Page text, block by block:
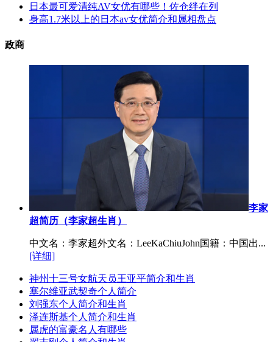
日本最可爱清纯AV女优有哪些！佐仓绊在列
身高1.7米以上的日本av女优简介和属相盘点
政商
李家
超简历（李家超生肖）
中文名：李家超外文名：LeeKaChiuJohn国籍：中国出...
[详细]
神州十三号女航天员王亚平简介和生肖
塞尔维亚武契奇个人简介
刘强东个人简介和生肖
泽连斯基个人简介和生肖
属虎的富豪名人有哪些